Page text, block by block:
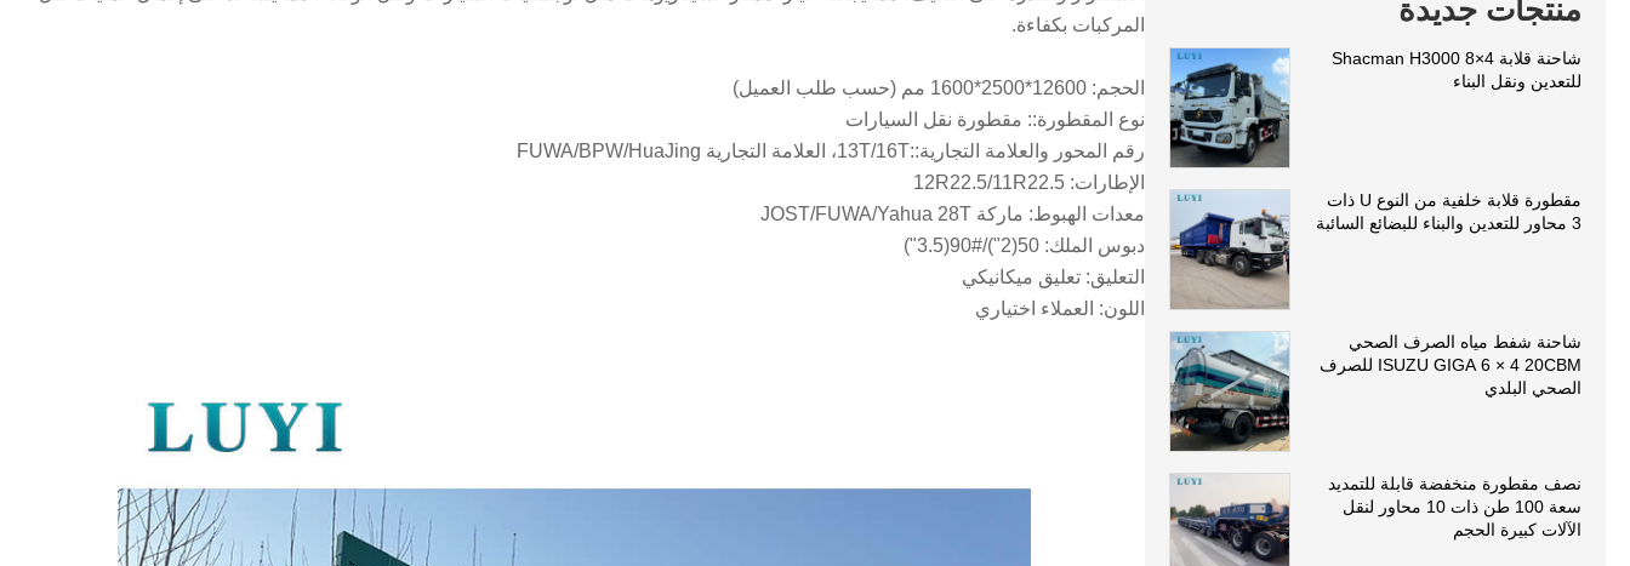
منتجات جديدة
شاحنة قلابة Shacman H3000 8×4
للتعدين ونقل البناء
مقطورة قلابة خلفية من النوع U ذات
3 محاور للتعدين والبناء للبضائع السائبة
شاحنة شفط مياه الصرف الصحي
ISUZU GIGA 6 × 4 20CBM للصرف
الصحي البلدي
نصف مقطورة منخفضة قابلة للتمديد
سعة 100 طن ذات 10 محاور لنقل
الآلات كبيرة الحجم
المركبات بكفاءة.
الحجم: 12600*2500*1600 مم (حسب طلب العميل)
نوع المقطورة:: مقطورة نقل السيارات
رقم المحور والعلامة التجارية::13T/16T، العلامة التجارية FUWA/BPW/HuaJing
الإطارات: 12R22.5/11R22.5
معدات الهبوط: ماركة JOST/FUWA/Yahua 28T
دبوس الملك: 50(2")/#90(3.5")
التعليق: تعليق ميكانيكي
اللون: العملاء اختياري